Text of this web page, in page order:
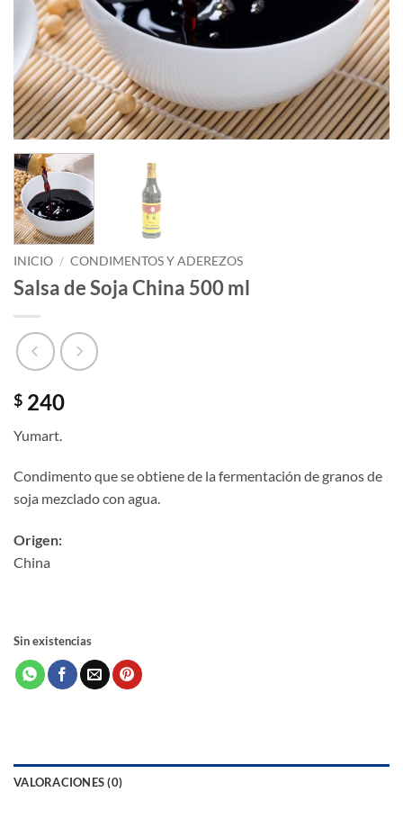
INICIO / CONDIMENTOS Y ADEREZOS
Salsa de Soja China 500 ml
$ 240
Yumart.
Condimento que se obtiene de la fermentación de granos de
soja mezclado con agua.
Origen:
China
Sin existencias
VALORACIONES (0)